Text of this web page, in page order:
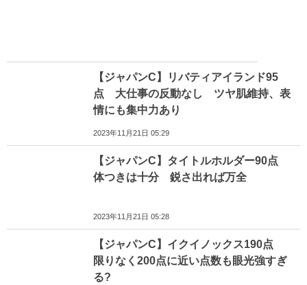
【ジャパンC】リバティアイランド95
点 大仕事の反動なし ツヤ肌維持、表
情にも集中力あり
2023年11月21日 05:29
【ジャパンC】タイトルホルダー90点
体つきは十分 鋭さ出れば万全
2023年11月21日 05:28
【ジャパンC】イクイノックス190点
限りなく200点に近い点数も眼光強すぎ
る?